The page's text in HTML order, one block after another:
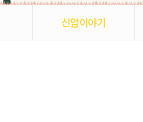
신암이야기